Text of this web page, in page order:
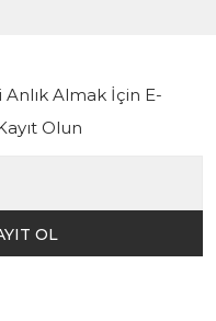
Almak İçin E-
Olun
OL